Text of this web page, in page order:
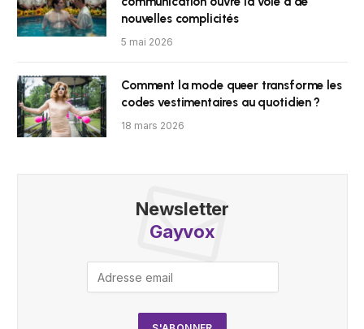
nouvelles complicités
5 mai 2026
Comment la mode queer transforme les
codes vestimentaires au quotidien ?
18 mars 2026
Newsletter
Gayvox